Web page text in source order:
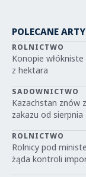
POLECANE
ROLNICTWO
Konopie
z hektara
SADOWNICTWO
Kazachstan znów
zakazu od sierpnia
ROLNICTWO
Rolnicy pod
żąda kontroli